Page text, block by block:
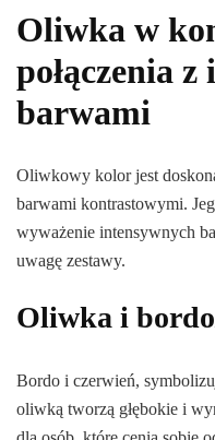
Oliwka w
połączenia
barwami
Oliwkowy kolor jest
barwami kontrastowymi.
wyważenie intensywnych
uwagę zestawy.
Oliwka i
Bordo i czerwień,
oliwką tworzą głębokie i